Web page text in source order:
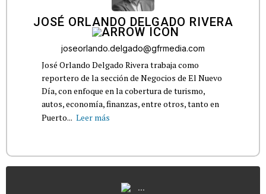
JOSÉ ORLANDO DELGADO RIVERA
joseorlando.delgado@gfrmedia.com
José Orlando Delgado Rivera trabaja como
reportero de la sección de Negocios de El Nuevo
Día, con enfoque en la cobertura de turismo,
autos, economía, finanzas, entre otros, tanto en
Puerto... Leer más
...